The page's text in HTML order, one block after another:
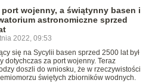
port wojenny, a świątynny basen i
astronomiczne sprzed
2022, 09:53
się na Sycylii basen sprzed 2500 lat był
dotychczas za port wojenny. Teraz
doszli do wniosku, że w rzeczywistości
świętych zbiorników wodnych.